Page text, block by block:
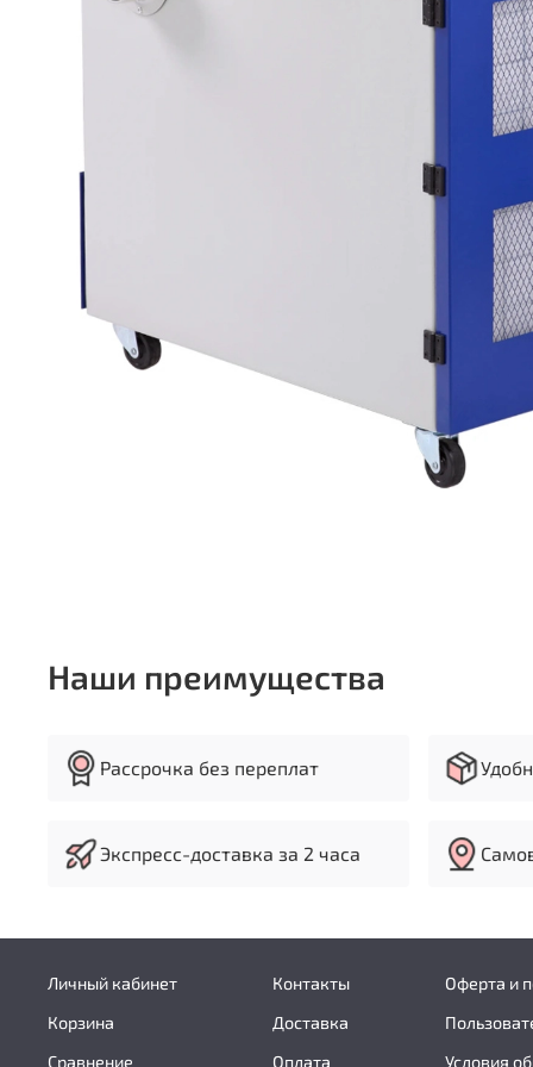
Наши преимущества
Рассрочка без переплат
Экспресс-доставка за 2 часа
Личный кабинет
Корзина
Сравнение
Контакты
Доставка
Оплата
Оферта и
Условия